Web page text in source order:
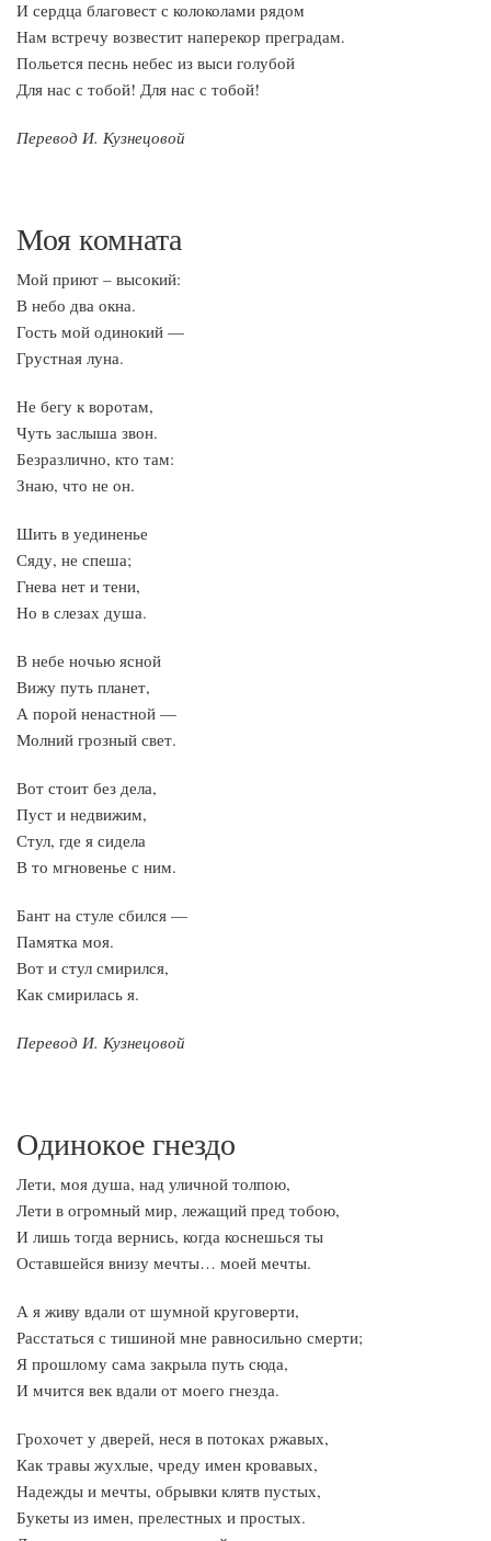
И сердца благовест с колоколами рядом
Нам встречу возвестит наперекор преградам.
Польется песнь небес из выси голубой
Для нас с тобой! Для нас с тобой!
Перевод И. Кузнецовой
Моя комната
Мой приют – высокий:
В небо два окна.
Гость мой одинокий —
Грустная луна.
Не бегу к воротам,
Чуть заслыша звон.
Безразлично, кто там:
Знаю, что не он.
Шить в уединенье
Сяду, не спеша;
Гнева нет и тени,
Но в слезах душа.
В небе ночью ясной
Вижу путь планет,
А порой ненастной —
Молний грозный свет.
Вот стоит без дела,
Пуст и недвижим,
Стул, где я сидела
В то мгновенье с ним.
Бант на стуле сбился —
Памятка моя.
Вот и стул смирился,
Как смирилась я.
Перевод И. Кузнецовой
Одинокое гнездо
Лети, моя душа, над уличной толпою,
Лети в огромный мир, лежащий пред тобою,
И лишь тогда вернись, когда коснешься ты
Оставшейся внизу мечты… моей мечты.
А я живу вдали от шумной круговерти,
Расстаться с тишиной мне равносильно смерти;
Я прошлому сама закрыла путь сюда,
И мчится век вдали от моего гнезда.
Грохочет у дверей, неся в потоках ржавых,
Как травы жухлые, чреду имен кровавых,
Надежды и мечты, обрывки клятв пустых,
Букеты из имен, прелестных и простых.